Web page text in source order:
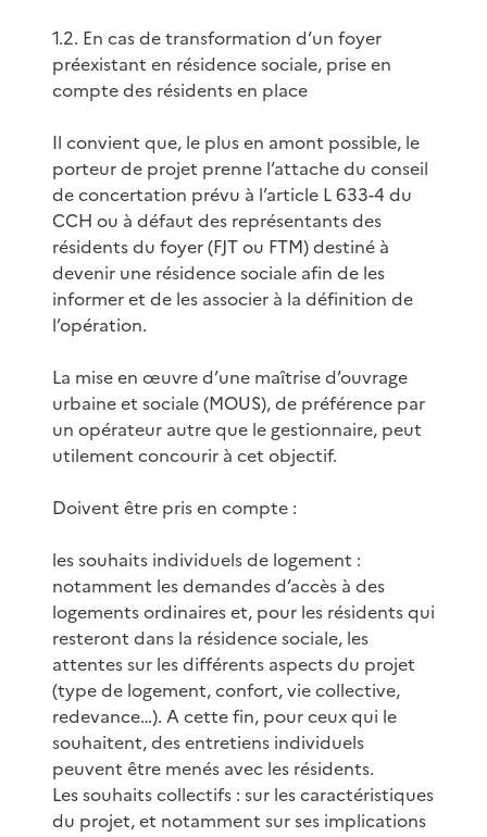
1.2. En cas de transformation d’un foyer
préexistant en résidence sociale, prise en
compte des résidents en place
Il convient que, le plus en amont possible, le
porteur de projet prenne l’attache du conseil
de concertation prévu à l’article L 633-4 du
CCH ou à défaut des représentants des
résidents du foyer (FJT ou FTM) destiné à
devenir une résidence sociale afin de les
informer et de les associer à la définition de
l’opération.
La mise en œuvre d’une maîtrise d’ouvrage
urbaine et sociale (MOUS), de préférence par
un opérateur autre que le gestionnaire, peut
utilement concourir à cet objectif.
Doivent être pris en compte :
les souhaits individuels de logement :
notamment les demandes d’accès à des
logements ordinaires et, pour les résidents qui
resteront dans la résidence sociale, les
attentes sur les différents aspects du projet
(type de logement, confort, vie collective,
redevance…). A cette fin, pour ceux qui le
souhaitent, des entretiens individuels
peuvent être menés avec les résidents.
Les souhaits collectifs : sur les caractéristiques
du projet, et notamment sur ses implications